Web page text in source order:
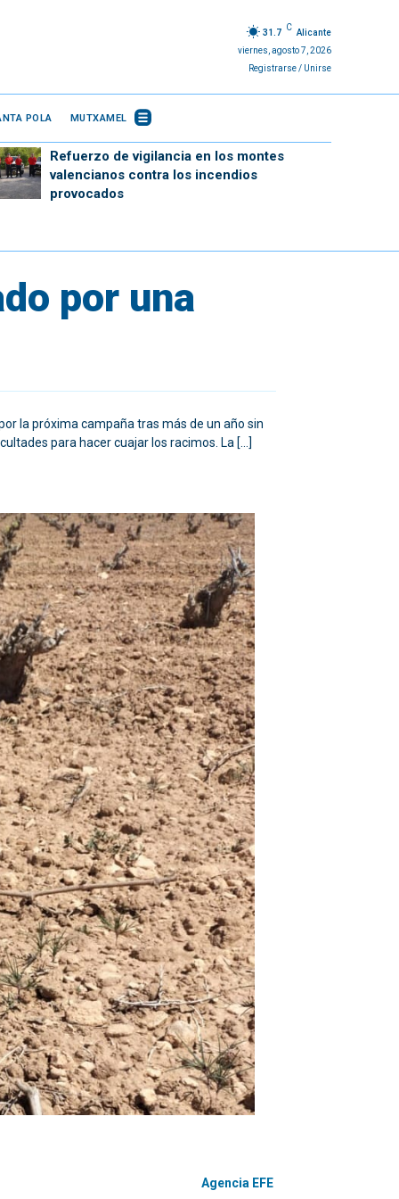
31.7
C
Alicante
viernes, agosto 7, 2026
Registrarse / Unirse
POLA MUTXAMEL
Refuerzo de vigilancia en los montes
valencianos contra los incendios
provocados
por una
la próxima campaña tras más de un año sin
para hacer cuajar los racimos. La […]
Agencia EFE